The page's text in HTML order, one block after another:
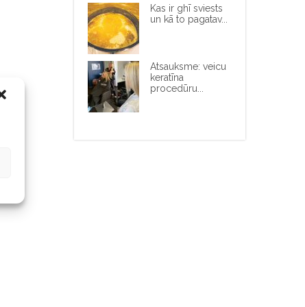
Kas ir ghī sviests
un kā to pagatav...
Atsauksme: veicu
keratīna
procedūru...